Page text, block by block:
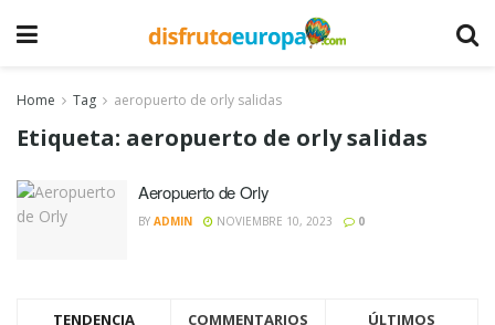
Home Tag aeropuerto de orly salidas
Etiqueta: aeropuerto de orly salidas
Aeropuerto de Orly
BY ADMIN NOVIEMBRE 10, 2023 0
TENDENCIA COMMENTARIOS ÚLTIMOS